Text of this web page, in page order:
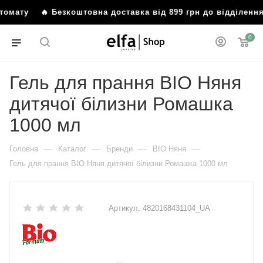
🔥 Безкоштовна доставка від 899 грн до
0
Гель для прання BIO Няня
дитячої білизни Ромашка
1000 мл
Головна — Каталог — Бренди — BIO Няня —
Гель для прання BIO Няня дитячої білизни Ромашка 1000 мл
Артикул: 4820168431104_UA